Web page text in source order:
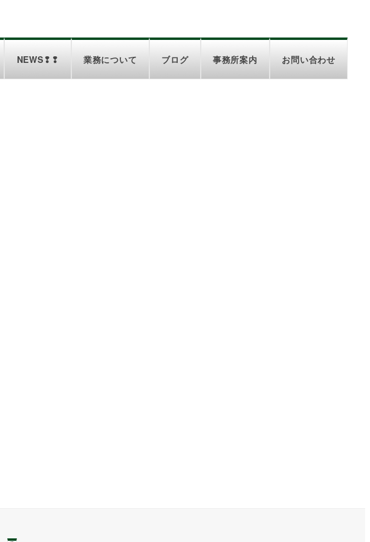
NEWS❢❢ 業務について ブログ 事務所案内 お問い合わせ